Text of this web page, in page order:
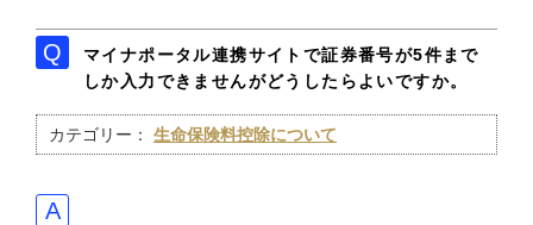
マイナポータル連携サイトで証券番号が5件まで
しか入力できませんがどうしたらよいですか。
カテゴリー： 生命保険料控除について